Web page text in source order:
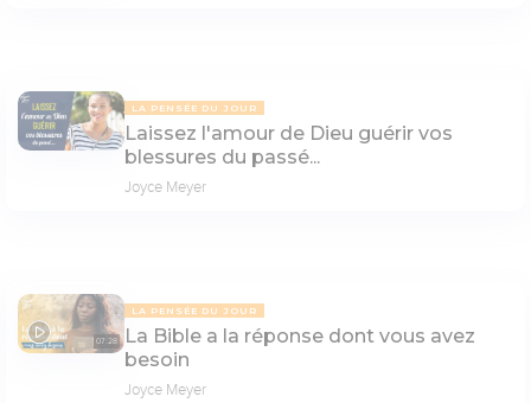
LA PENSÉE DU JOUR
Laissez l'amour de Dieu guérir vos
blessures du passé...
Joyce Meyer
07:28
LA PENSÉE DU JOUR
La Bible a la réponse dont vous avez
besoin
Joyce Meyer